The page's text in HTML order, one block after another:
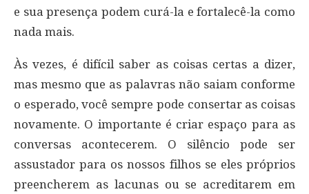
e sua presença podem curá-la e fortalecê-la como
nada mais.
Às vezes, é difícil saber as coisas certas a dizer,
mas mesmo que as palavras não saiam conforme
o esperado, você sempre pode consertar as coisas
novamente. O importante é criar espaço para as
conversas acontecerem. O silêncio pode ser
assustador para os nossos filhos se eles próprios
preencherem as lacunas ou se acreditarem em